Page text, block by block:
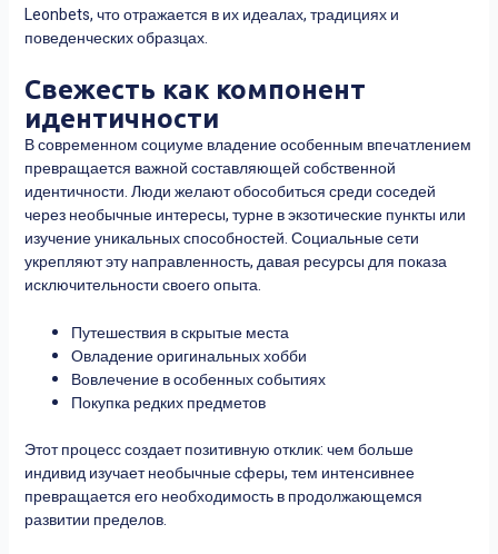
Leonbets, что отражается в их идеалах, традициях и
поведенческих образцах.
Свежесть как компонент
идентичности
В современном социуме владение особенным впечатлением
превращается важной составляющей собственной
идентичности. Люди желают обособиться среди соседей
через необычные интересы, турне в экзотические пункты или
изучение уникальных способностей. Социальные сети
укрепляют эту направленность, давая ресурсы для показа
исключительности своего опыта.
Путешествия в скрытые места
Овладение оригинальных хобби
Вовлечение в особенных событиях
Покупка редких предметов
Этот процесс создает позитивную отклик: чем больше
индивид изучает необычные сферы, тем интенсивнее
превращается его необходимость в продолжающемся
развитии пределов.